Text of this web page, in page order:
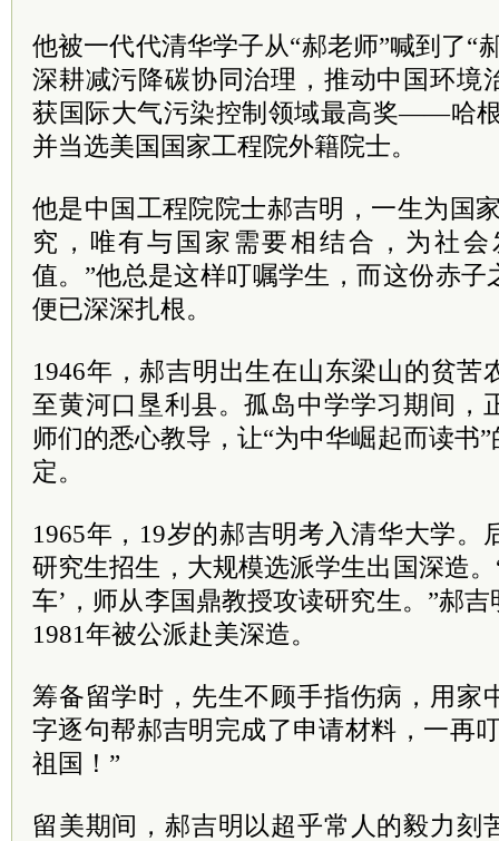
他被一代代清华学子从“郝老师”喊到了“
深耕减污降碳协同治理，推动中国环境
获国际大气污染控制领域最高奖——哈
并当选美国国家工程院外籍院士。
他是中国工程院院士郝吉明，一生为国
究，唯有与国家需要相结合，为社
值。”他总是这样叮嘱学生，而这份赤
便已深深扎根。
1946年，郝吉明出生在山东梁山的贫苦
至黄河口垦利县。孤岛中学学习期间，
师们的悉心教导，让“为中华崛起而读书
定。
1965年，19岁的郝吉明考入清华大学。
研究生招生，大规模选派学生出国深造
车’，师从李国鼎教授攻读研究生。”郝
1981年被公派赴美深造。
筹备留学时，先生不顾手指伤病，用家
字逐句帮郝吉明完成了申请材料，一再
祖国！”
留美期间，郝吉明以超乎常人的毅力刻